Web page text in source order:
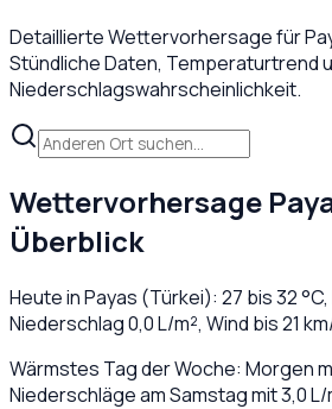
Detaillierte Wettervorhersage für
Stündliche Daten, Temperaturtrend
Niederschlagswahrscheinlichkeit.
Wettervorhersage
Überblick
Heute inPayas (Türkei): 27 bis32°C,
Niederschlag0,0L/m², Wind bis21
Wärmstes Tag der Woche: Morgen
Niederschläge am Samstag mit 3,0 L/